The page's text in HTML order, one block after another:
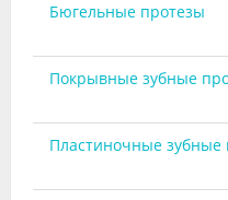
Бюгельные протезы
Покрывные зубные
Пластиночные зубные